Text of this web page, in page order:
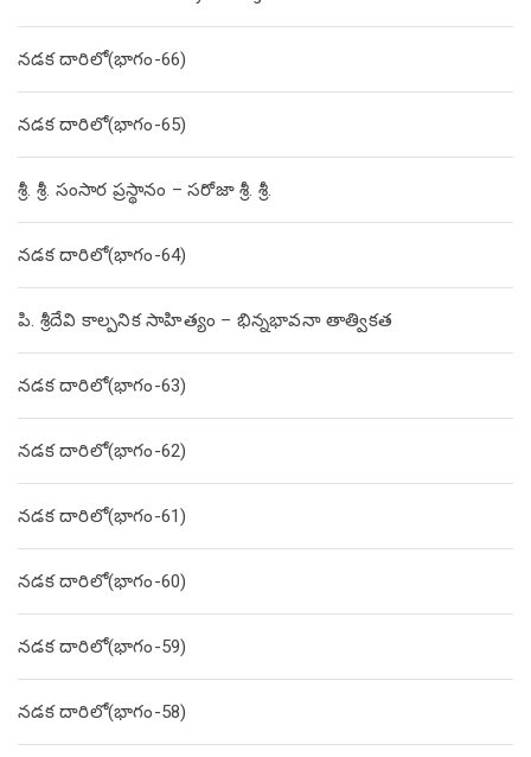
నడక దారిలో(భాగం-66)
నడక దారిలో(భాగం-65)
శ్రీ. శ్రీ. సంసార ప్రస్థానం – సరోజా శ్రీ. శ్రీ.
నడక దారిలో(భాగం-64)
పి. శ్రీదేవి కాల్పనిక సాహిత్యం – భిన్నభావనా తాత్వికత
నడక దారిలో(భాగం-63)
నడక దారిలో(భాగం-62)
నడక దారిలో(భాగం-61)
నడక దారిలో(భాగం-60)
నడక దారిలో(భాగం-59)
నడక దారిలో(భాగం-58)